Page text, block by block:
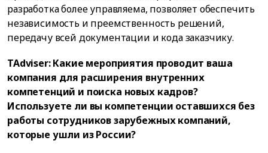
разработка более управляема, позволяет обеспечить
независимость и преемственность решений,
передачу всей документации и кода заказчику.
TAdviser: Какие мероприятия проводит ваша
компания для расширения внутренних
компетенций и поиска новых кадров?
Используете ли вы компетенции оставшихся без
работы сотрудников зарубежных компаний,
которые ушли из России?